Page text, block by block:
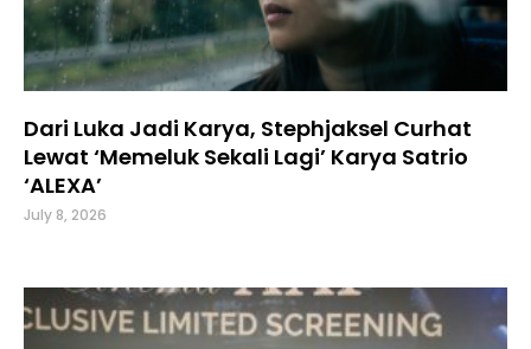
Dari Luka Jadi Karya, Stephjaksel Curhat
Lewat ‘Memeluk Sekali Lagi’ Karya Satrio
‘ALEXA’
July 8, 2026